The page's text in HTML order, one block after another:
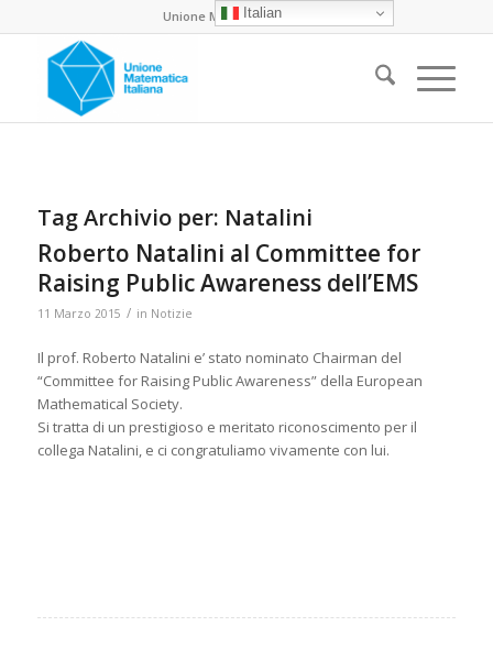
Unione Matematica Italiana
Tag Archivio per: Natalini
Roberto Natalini al Committee for
Raising Public Awareness dell’EMS
11 Marzo 2015 / in Notizie
Il prof. Roberto Natalini e’ stato nominato Chairman del
“Committee for Raising Public Awareness” della European
Mathematical Society.
Si tratta di un prestigioso e meritato riconoscimento per il
collega Natalini, e ci congratuliamo vivamente con lui.
Italian